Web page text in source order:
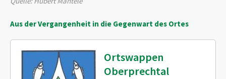
Aus der Vergangenheit in die Gegenwart des Ortes
Ortswappen
Oberprechtal